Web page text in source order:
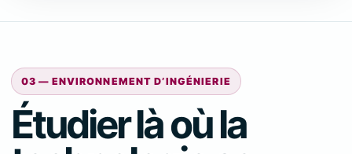
03 — ENVIRONNEMENT D’INGÉNIERIE
Étudier là où la